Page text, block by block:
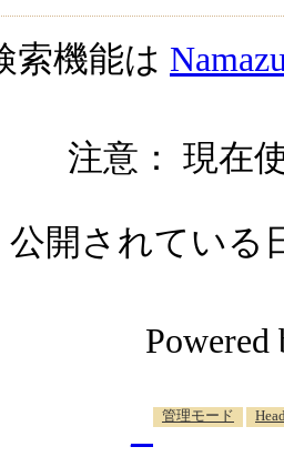
索機能は
注意： 現在
公開されている
管理モード